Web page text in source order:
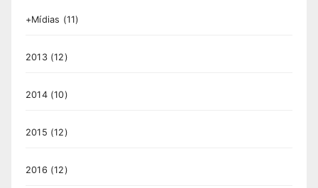
+Mídias (11)
2013(12)
2014(10)
2015 (12)
2016 (12)